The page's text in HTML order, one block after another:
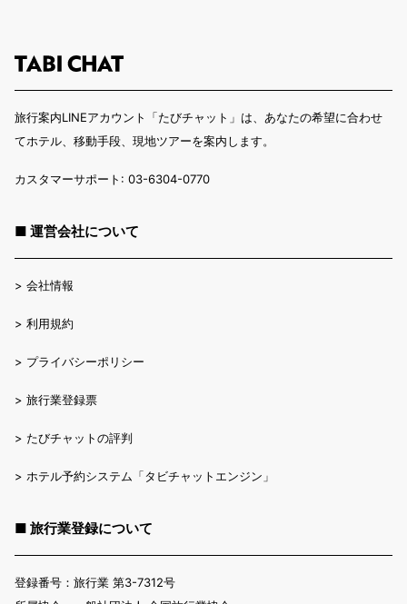
旅行案内LINEアカウント「たびチャット」は、あなたの希望に合わせ
てホテル、移動手段、現地ツアーを案内します。
カスタマーサポート: 03-6304-0770
■ 運営会社について
> 会社情報
> 利用規約
> プライバシーポリシー
> 旅行業登録票
> たびチャットの評判
> ホテル予約システム「タビチャットエンジン」
■ 旅行業登録について
登録番号：旅行業 第3-7312号